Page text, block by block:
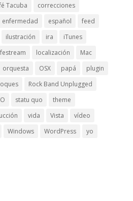
Tacuba
correcciones
enfermedad español
feed
ilustración ira
iTunes
localización
Mac
orquesta OSX papá
plugin
Rock Band Unplugged
statu quo
theme
vida Vista
vídeo
Windows WordPress
yo